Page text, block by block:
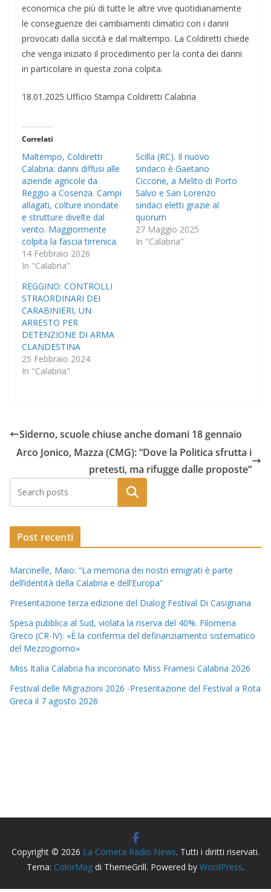
economica che più di tutte le altre vive quotidianamente
le conseguenze dei cambiamenti climatici con i danni
provocati dalla siccità e dal maltempo. La Coldiretti chiede
che venga iniziato il procedimento per la conta dei danni
in particolare in questa zona colpita.
18.01.2025 Ufficio Stampa Coldiretti Calabria
Correlati
Maltempo, Coldiretti
Calabria: danni diffusi alle
aziende agricole da
Reggio a Cosenza. Campi
allagati, colture inondate
e strutture divelte dal
vento. Maggiormente
colpita la fascia tirrenica.
14 Febbraio 2026
In "Calabria"
Scilla (RC). Il nuovo
sindaco è Gaetano
Ciccone, a Melito di Porto
Salvo e San Lorenzo
sindaci eletti grazie al
quorum
27 Maggio 2025
In "Calabria"
REGGINO: CONTROLLI
STRAORDINARI DEI
CARABINIERI, UN
ARRESTO PER
DETENZIONE DI ARMA
CLANDESTINA
25 Febbraio 2024
In "Calabria"
Siderno, scuole chiuse anche domani 18 gennaio
Arco Jonico, Mazza (CMG): “Dove la Politica sfrutta i
pretesti, ma rifugge dalle proposte”
Post recenti
Marcinelle, Maio: “La memoria dei nostri emigrati è parte
dell’identità della Calabria e dell’Europa”
Presentazione terza edizione del Dialog Festival Di Casignana
Spesa pubblica al Sud, violata la riserva del 40%. Filomena
Greco (CR-IV): «È la conferma del definanziamento sistematico
del Mezzogiorno»
Miss Italia Calabria ha incoronato Miss Framesi Calabria 2026
Festival delle Migrazioni 2026 -Presentazione del Festival a Rota
Greca il 7 agosto 2026
Copyright © 2026 La Cometa Radio News. Tutti i diritti riservati.
Tema: ColorMag di ThemeGrill. Powered by WordPress.